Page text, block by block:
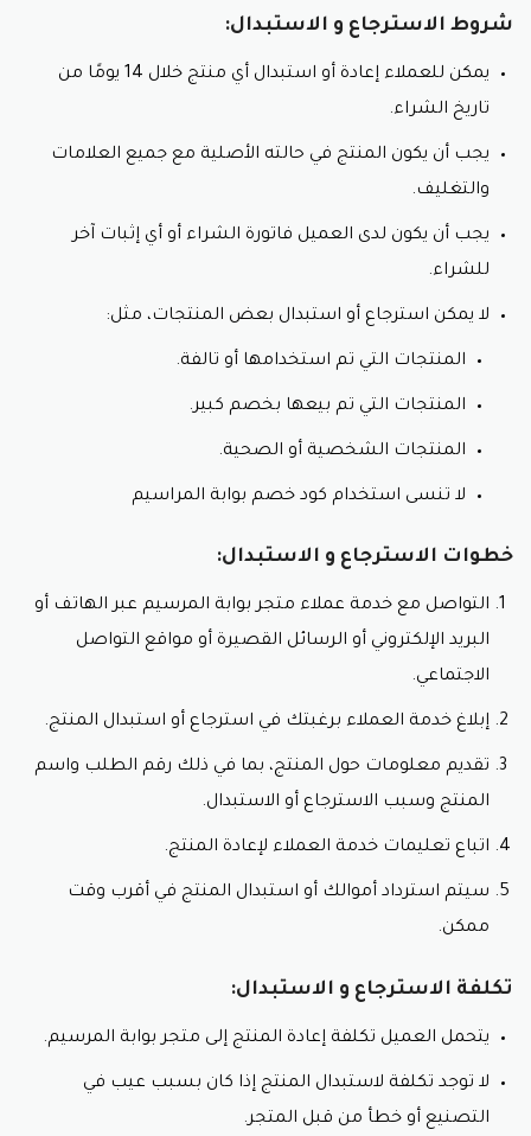
شروط الاسترجاع و الاستبدال:
يمكن للعملاء إعادة أو استبدال أي منتج خلال 14 يومًا من
تاريخ الشراء.
يجب أن يكون المنتج في حالته الأصلية مع جميع العلامات
والتغليف.
يجب أن يكون لدى العميل فاتورة الشراء أو أي إثبات آخر
للشراء.
لا يمكن استرجاع أو استبدال بعض المنتجات، مثل:
المنتجات التي تم استخدامها أو تالفة.
المنتجات التي تم بيعها بخصم كبير.
المنتجات الشخصية أو الصحية.
لا تنسى استخدام كود خصم بوابة المراسيم
خطوات الاسترجاع و الاستبدال:
التواصل مع خدمة عملاء متجر بوابة المرسيم عبر الهاتف أو
البريد الإلكتروني أو الرسائل القصيرة أو مواقع التواصل
الاجتماعي.
إبلاغ خدمة العملاء برغبتك في استرجاع أو استبدال المنتج.
تقديم معلومات حول المنتج، بما في ذلك رقم الطلب واسم
المنتج وسبب الاسترجاع أو الاستبدال.
اتباع تعليمات خدمة العملاء لإعادة المنتج.
سيتم استرداد أموالك أو استبدال المنتج في أقرب وقت
ممكن.
تكلفة الاسترجاع و الاستبدال:
يتحمل العميل تكلفة إعادة المنتج إلى متجر بوابة المرسيم.
لا توجد تكلفة لاستبدال المنتج إذا كان بسبب عيب في
التصنيع أو خطأ من قبل المتجر.